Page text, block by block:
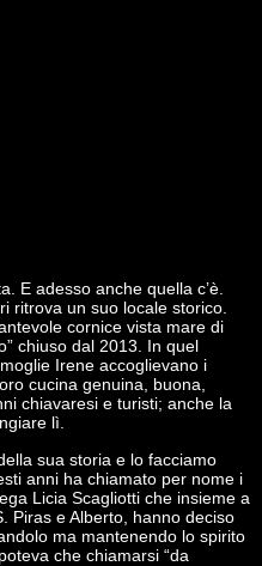
E adesso anche quella c’è.
ritrova un suo locale storico.
cornice vista mare di
chiuso dal 2013. In quel
Irene accoglievano i
cucina genuina, buona,
chiavaresi e turisti; anche la
lì.
sua storia e lo facciamo
anni ha chiamato per nome i
Licia Scagliotti che insieme a
Piras e Alberto, hanno deciso
ma mantenendo lo spirito
che chiamarsi “da